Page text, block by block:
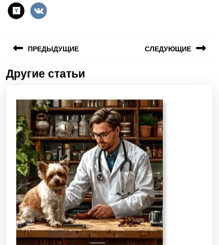
ПРЕДЫДУЩИЕ СЛЕДУЮЩИЕ
Другие статьи